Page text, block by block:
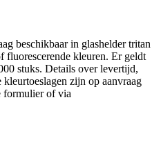
beschikbaar in glashelder tritan
fluorescerende kleuren. Er geldt
stuks. Details over levertijd,
zijn op aanvraag
formulier of via